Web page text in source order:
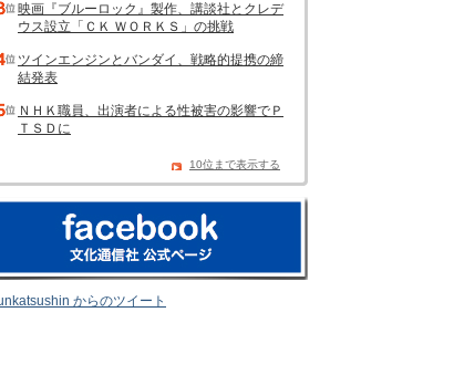
映画『ブルーロック』製作、講談社とクレデ
ウス設立「ＣＫ ＷＯＲＫＳ」の挑戦
ツインエンジンとバンダイ、戦略的提携の締
結発表
ＮＨＫ職員、出演者による性被害の影響でＰ
ＴＳＤに
10位まで表示する
からのツイート